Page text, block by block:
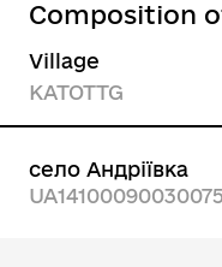
Composition
Village
KATOTTG
село Андріївка